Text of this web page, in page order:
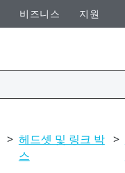
비즈니스 지원
> 헤드셋 및 링크 박
스
>